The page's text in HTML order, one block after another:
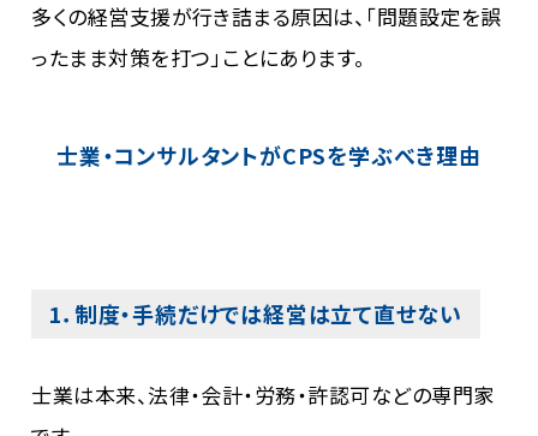
多くの経営支援が行き詰まる原因は、「問題設定を誤
ったまま対策を打つ」ことにあります。
士業・コンサルタントがCPSを学ぶべき理由
1．制度・手続だけでは経営は立て直せない
士業は本来、法律・会計・労務・許認可などの専門家